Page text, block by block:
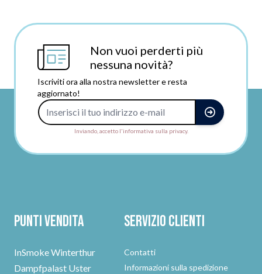
Non vuoi perderti più
nessuna novità?
Iscriviti ora alla nostra newsletter e resta
aggiornato!
Inviando, accetto l'informativa sulla privacy.
Punti vendita
InSmoke Winterthur
Dampfpalast Uster
Servizio clienti
Contatti
Informazioni sulla spedizione